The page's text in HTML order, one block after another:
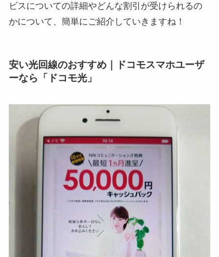
ビスについての詳細やどんな割引が受けられるの
かについて、簡単にご紹介していきますね！
安い光回線のおすすめ｜ドコモスマホユーザ
ーなら「ドコモ光」